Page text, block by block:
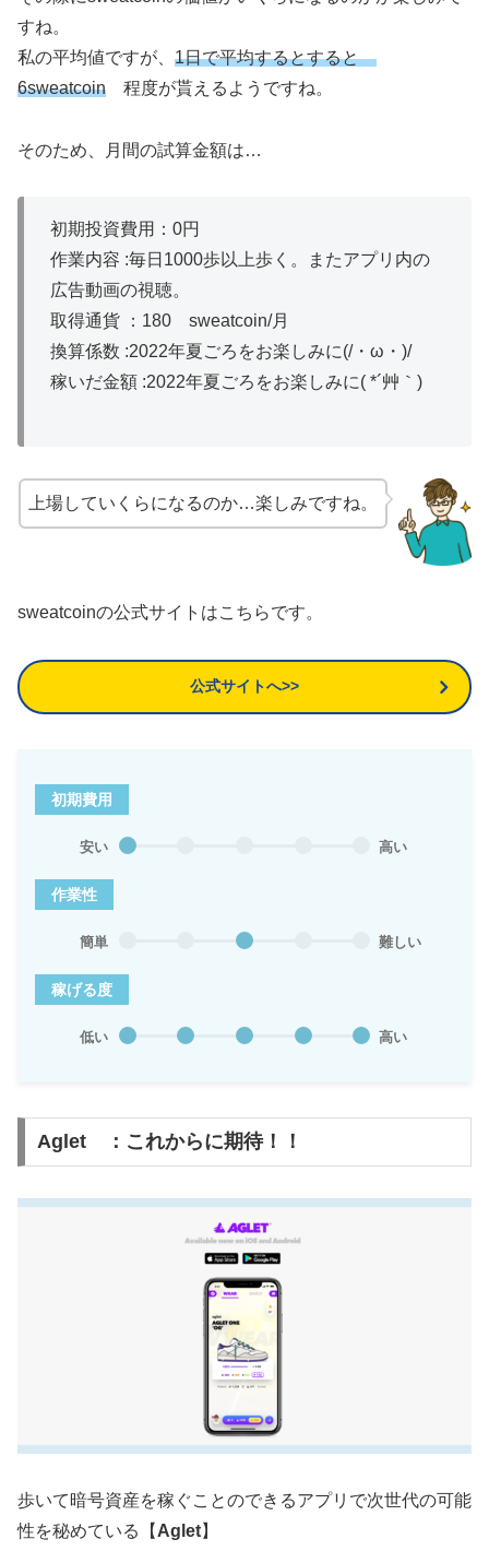
すね。
私の平均値ですが、 1日で平均するとすると
6sweatcoin 程度が貰えるようですね。
そのため、月間の試算金額は…
初期投資費用：0円
作業内容 :毎日1000歩以上歩く。またアプリ内の
広告動画の視聴。
取得通貨 ：180 sweatcoin/月
換算係数 :2022年夏ごろをお楽しみに(/・ω・)/
稼いだ金額 :2022年夏ごろをお楽しみに( *´艸｀)
上場していくらになるのか…楽しみですね。
sweatcoinの公式サイトはこちらです。
公式サイトへ>>
初期費用
安い 高い
作業性
簡単 難しい
稼げる度
低い 高い
Aglet ：これからに期待！！
歩いて暗号資産を稼ぐことのできるアプリで次世代の可能
性を秘めている【 Aglet】